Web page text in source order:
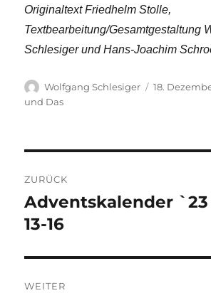
Originaltext Friedhelm Stolle,
Textbearbeitung/Gesamtgestaltung
Schlesiger und Hans-Joachim
Autor
Wolfgang Schlesiger 18.
und Das
ZURÜCK
Vorheriger
Beitrag:
Adventskalender
13-16
WEITER